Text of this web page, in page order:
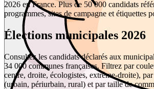
2026 en France. Plus de 50 000 candidats
programmes, sites de campagne et étiquettes
Élections municipales 2026
Consultez les candidats déclarés aux
34 000 communes françaises. Filtrez par
centre, droite, écologistes, extrême-droite),
(urbain, périurbain, rural) et par taille de